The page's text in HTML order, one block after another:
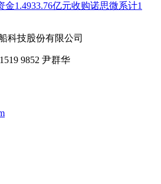
金1.4933.76亿元收购诺思微系计1
9852 尹群华